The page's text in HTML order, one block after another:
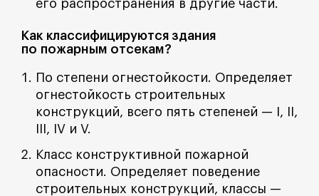
его распространения в другие части.
Как классифицируются здания
по пожарным отсекам?
По степени огнестойкости. Определяет
огнестойкость строительных
конструкций, всего пять степеней — I, II,
III, IV и V.
Класс конструктивной пожарной
опасности. Определяет поведение
строительных конструкций, классы —